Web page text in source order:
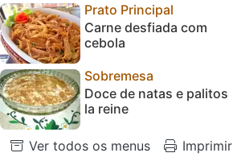
Prato Principal
Carne desfiada com
cebola
Sobremesa
Doce de natas e palitos
la reine
Ver todos os menus Imprimir